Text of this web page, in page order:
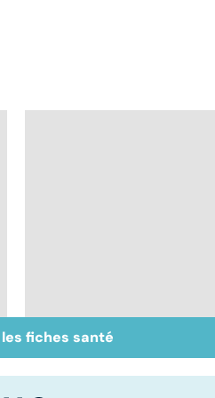
Dépister la luxation
congénitale de la
fiches santé